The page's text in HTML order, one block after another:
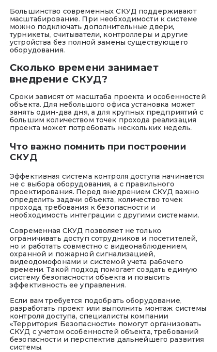
Большинство современных СКУД поддерживают
масштабирование. При необходимости к системе
можно подключать дополнительные двери,
турникеты, считыватели, контроллеры и другие
устройства без полной замены существующего
оборудования.
Сколько времени занимает
внедрение СКУД?
Сроки зависят от масштаба проекта и особенностей
объекта. Для небольшого офиса установка может
занять один-два дня, а для крупных предприятий с
большим количеством точек прохода реализация
проекта может потребовать нескольких недель.
Что важно помнить при построении
СКУД
Эффективная система контроля доступа начинается
не с выбора оборудования, а с правильного
проектирования. Перед внедрением СКУД важно
определить задачи объекта, количество точек
прохода, требования к безопасности и
необходимость интеграции с другими системами.
Современная СКУД позволяет не только
ограничивать доступ сотрудников и посетителей,
но и работать совместно с видеонаблюдением,
охранной и пожарной сигнализацией,
видеодомофонами и системой учета рабочего
времени. Такой подход помогает создать единую
систему безопасности объекта и повысить
эффективность ее управления.
Если вам требуется подобрать оборудование,
разработать проект или выполнить монтаж системы
контроля доступа, специалисты компании
«Территория Безопасности» помогут организовать
СКУД с учетом особенностей объекта, требований
безопасности и перспектив дальнейшего развития
системы.